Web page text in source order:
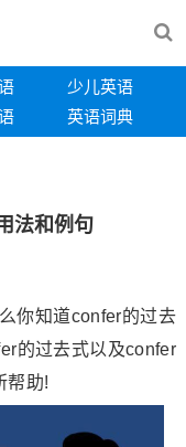
少儿英语
英语词典
法和例句
你知道confer的过去
的过去式以及confer
帮助!